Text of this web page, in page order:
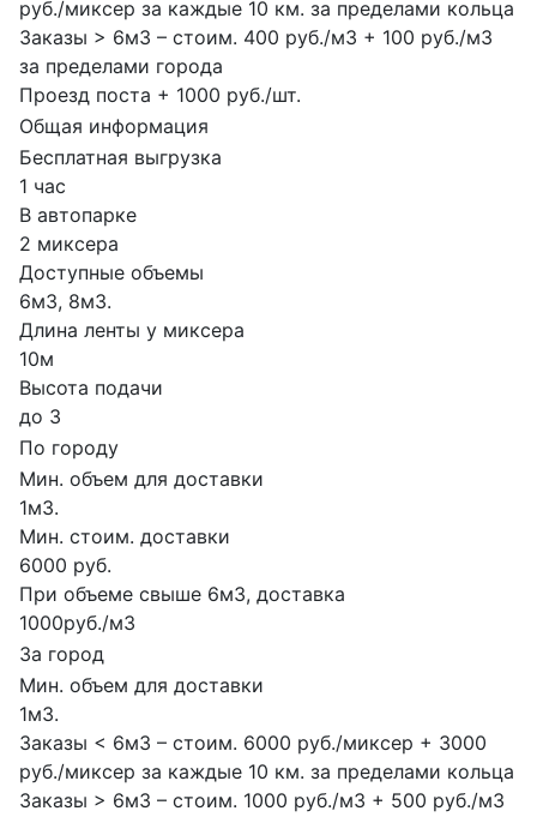
руб./миксер за каждые 10 км. за пределами кольца
Заказы > 6м3 – стоим. 400 руб./м3 + 100 руб./м3
за пределами города
Проезд поста + 1000 руб./шт.
Общая информация
Бесплатная выгрузка
1 час
В автопарке
2 миксера
Доступные объемы
6м3, 8м3.
Длина ленты у миксера
10м
Высота подачи
до 3
По городу
Мин. объем для доставки
1м3.
Мин. стоим. доставки
6000 руб.
При объеме свыше 6м3, доставка
1000руб./м3
За город
Мин. объем для доставки
1м3.
Заказы < 6м3 – стоим. 6000 руб./миксер + 3000
руб./миксер за каждые 10 км. за пределами кольца
Заказы > 6м3 – стоим. 1000 руб./м3 + 500 руб./м3